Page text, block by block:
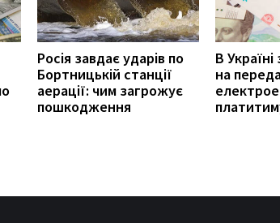
Росія завдає ударів по
Бортницькій станції
аерації: чим загрожує
пошкодження
В
на